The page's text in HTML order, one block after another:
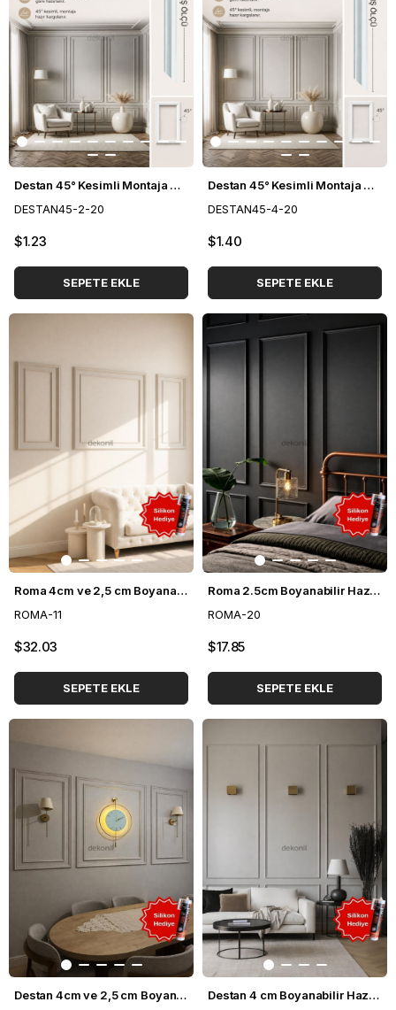
Destan 45° Kesimli Montaja Hazır Boyanabilir Duvar Çıtası 2,5 cm
DESTAN45-2-20
$1.23
SEPETE EKLE
Destan 45° Kesimli Montaja Hazır Boyanabilir Duvar Çıtası 4 cm
DESTAN45-4-20
$1.40
SEPETE EKLE
Roma 4cm ve 2,5 cm Boyanabilir Hazır Kesilmiş Duvar Çıtası Paketi 3'lü (120cm*70cm)
ROMA-11
$32.03
SEPETE EKLE
Roma 2.5cm Boyanabilir Hazır Kesilmiş Duvar Çıtası Paketi 3'lü (150*70 cm)
ROMA-20
$17.85
SEPETE EKLE
Destan 4cm ve 2,5 cm Boyanabilir Hazır Kesilmiş Duvar Çıtası Paketi 3'lü (120cm*70cm) Destan 4 cm Boyanabilir Hazır Kesilmiş Duvar Çıtası Paketi 6'lı